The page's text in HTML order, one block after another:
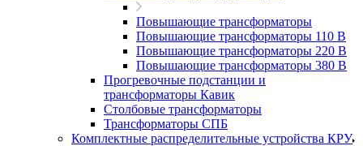
Повышающие трансформаторы
Повышающие трансформаторы 110 В
Повышающие трансформаторы 220 В
Повышающие трансформаторы 380 В
Прогревочные подстанции и
трансформаторы Кавик
Столбовые трансформаторы
Трансформаторы СПБ
Комплектные распределительные устройства КРУ